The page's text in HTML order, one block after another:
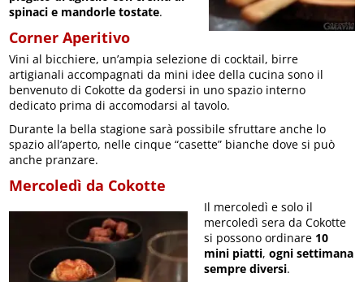
spinaci e mandorle tostate.
Corner Aperitivo
Vini al bicchiere, un’ampia selezione di cocktail, birre
artigianali accompagnati da mini idee della cucina sono il
benvenuto di Cokotte da godersi in uno spazio interno
dedicato prima di accomodarsi al tavolo.
Durante la bella stagione sarà possibile sfruttare anche lo
spazio all’aperto, nelle cinque “casette” bianche dove si può
anche pranzare.
Mercoledì da Cokotte
Il mercoledì e solo il
mercoledì sera da Cokotte
si possono ordinare 10
mini piatti,ogni settimana
sempre diversi.